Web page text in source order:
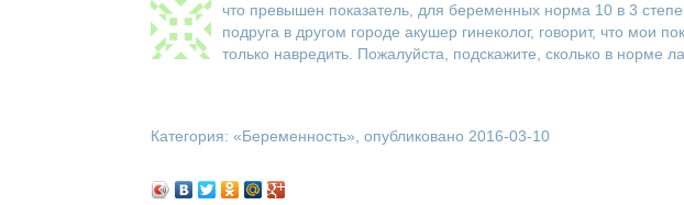
что превышен показатель, для беременных норма 10 в 3
подруга в другом городе акушер гинеколог, говорит, что мои
только навредить. Пожалуйста, подскажите, сколько в норме
Категория: «Беременность», опубликовано 2016-03-10